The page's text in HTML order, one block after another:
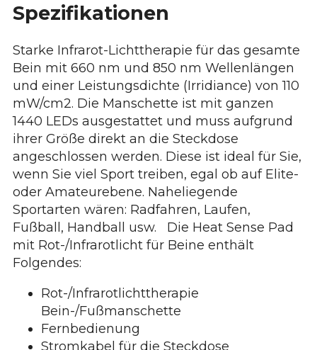
Spezifikationen
Starke Infrarot-Lichttherapie für das gesamte
Bein mit 660 nm und 850 nm Wellenlängen
und einer Leistungsdichte (Irridiance) von 110
mW/cm2. Die Manschette ist mit ganzen
1440 LEDs ausgestattet und muss aufgrund
ihrer Größe direkt an die Steckdose
angeschlossen werden. Diese ist ideal für Sie,
wenn Sie viel Sport treiben, egal ob auf Elite-
oder Amateurebene. Naheliegende
Sportarten wären: Radfahren, Laufen,
Fußball, Handball usw. Die Heat Sense Pad
mit Rot-/Infrarotlicht für Beine enthält
Folgendes:
Rot-/Infrarotlichttherapie
Bein-/Fußmanschette
Fernbedienung
Stromkabel für die Steckdose